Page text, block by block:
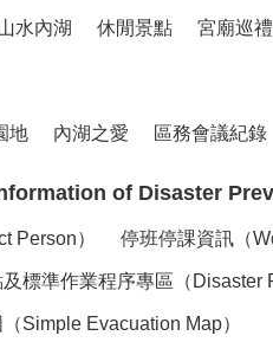
水內湖 休閒景點 宮廟巡禮
地 內湖之愛 區務會議紀錄
of Disaster
Person） 停班停課資訊（
標準作業程序專區（Disaster
Simple Evacuation Map）